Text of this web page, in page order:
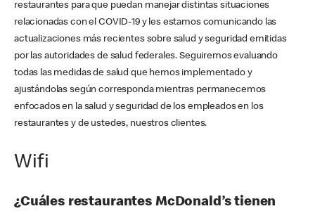
restaurantes para que puedan manejar distintas situaciones
relacionadas con el COVID-19 y les estamos comunicando las
actualizaciones más recientes sobre salud y seguridad emitidas
por las autoridades de salud federales. Seguiremos evaluando
todas las medidas de salud que hemos implementado y
ajustándolas según corresponda mientras permanecemos
enfocados en la salud y seguridad de los empleados en los
restaurantes y de ustedes, nuestros clientes.
Wifi
¿Cuáles restaurantes McDonald’s tienen